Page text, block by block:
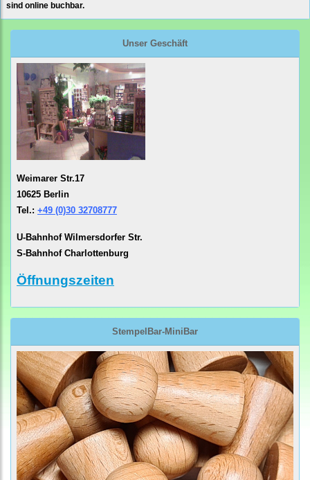
sind online buchbar.
Unser Geschäft
Weimarer Str.17
10625 Berlin
Tel.: +49 (0)30 32708777
U-Bahnhof Wilmersdorfer Str.
S-Bahnhof Charlottenburg
Öffnungszeiten
StempelBar-MiniBar